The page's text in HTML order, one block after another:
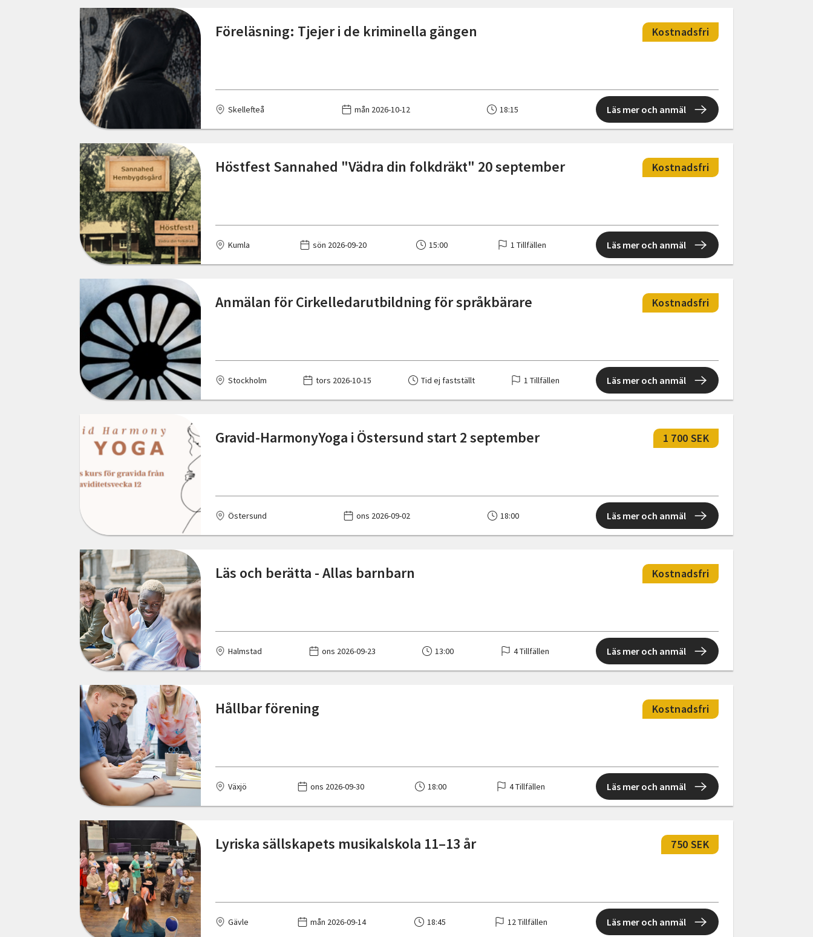
Nyhammar
Nässjö
Sjöbo
Skellefteå
Strömsund
Svedala
Tomelilla
Trelleborg
Uppsala
Vellinge
Vetlanda
Västerås
Ystad
Örebro
Östersund
Föreläsning: Tjejer i de kriminella gängen Kostnadsfri
Skellefteå mån 2026-10-12 18:15 Läs mer och anmäl
Höstfest Sannahed "Vädra din folkdräkt" 20 september Kostnadsfri
Kumla sön 2026-09-20 15:00 1 Tillfällen Läs mer och anmäl
Anmälan för Cirkelledarutbildning för språkbärare Kostnadsfri
Stockholm tors 2026-10-15 Tid ej fastställt 1 Tillfällen Läs mer och anmäl
Gravid-HarmonyYoga i Östersund start 2 september 1 700 SEK
Östersund ons 2026-09-02 18:00 Läs mer och anmäl
Läs och berätta - Allas barnbarn Kostnadsfri
Halmstad ons 2026-09-23 13:00 4 Tillfällen Läs mer och anmäl
Hållbar förening Kostnadsfri
Växjö ons 2026-09-30 18:00 4 Tillfällen Läs mer och anmäl
Lyriska sällskapets musikalskola 11–13 år 750 SEK
Gävle mån 2026-09-14 18:45 12 Tillfällen Läs mer och anmäl